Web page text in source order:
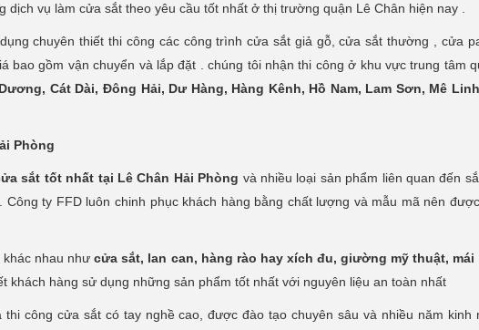
vụ làm cửa sắt theo yêu cầu tốt nhất ở thị trường quận Lê Chân hiện nay .
chuyên thiết thi công các công trình cửa sắt giả gỗ, cửa sắt thường , cửa
bao gồm vận chuyển và lắp đặt . chúng tôi nhận thi công ở khu vực trung tâm
Cát Dài, Đông Hải, Dư Hàng, Hàng Kênh, Hồ Nam, Lam Sơn, Mê
Phòng
sắt tốt nhất tại Lê Chân Hải Phòng và nhiều loại sản phẩm liên quan đến
ty FFD luôn chinh phục khách hàng bằng chất lượng và mẫu mã nên
khác nhau nhưcửa sắt, lan can, hàng rào hay xích đu, giường mỹ thuật, mái
khách hàng sử dụng những sản phẩm tốt nhất với nguyên liệu an toàn nhất
công cửa sắt có tay nghề cao, được đào tạo chuyên sâu và nhiều năm kinh